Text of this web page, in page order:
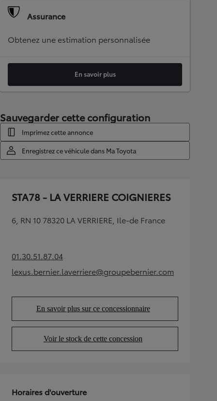
Assurance
Obtenez une estimation personnalisée
En savoir plus
Sauvegarder cette configuration
Imprimez cette annonce
Enregistrez ce véhicule dans Ma Toyota
STA78 - LA VERRIERE COIGNIERES
6, RN 10 78320 LA VERRIERE, Ile-de France
01.30.51.87.04(Opens in new tab)
lexus.bernier.laverriere@groupebernier.com
(Opens in new tab)
En savoir plus sur ce concessionnaire
(Opens in new tab)
Voir le stock de cette concession
(Opens in new tab)
Horaires d'ouverture